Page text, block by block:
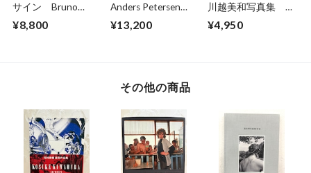
サイン Bruno
1989-2014
¥8,800
Anders Petersen
Photographs 1966-
¥13,200
川越美和写真集 夢
¥4,950
その他の商品